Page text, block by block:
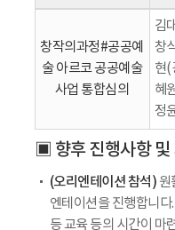
창작의과정#공공예
술 아르코 공공예술
사업 통합심의
김
창
현(
혜
정
▣ 향후 진행사항 및
(오리엔테이션 참석) 원
엔테이션을 진행합니다
등 교육 등의 시간이 마